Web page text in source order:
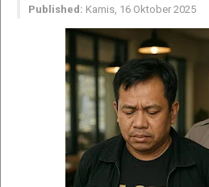
Published: Kamis, 16 Oktober 2025